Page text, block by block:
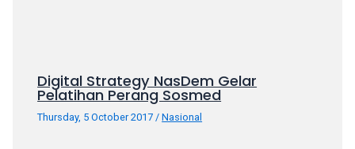
Digital Strategy NasDem Gelar
Pelatihan Perang Sosmed
Thursday, 5 October 2017/Nasional